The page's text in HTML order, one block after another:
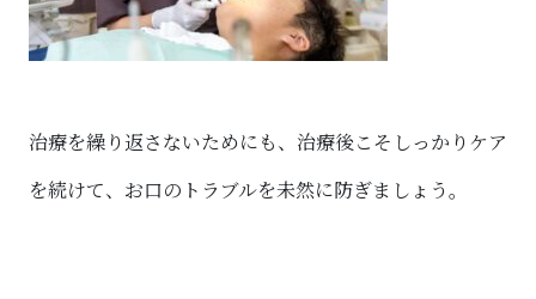
治療を繰り返さないためにも、治療後こそしっかりケア
を続けて、お口のトラブルを未然に防ぎましょう。